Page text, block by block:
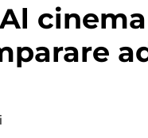
Al